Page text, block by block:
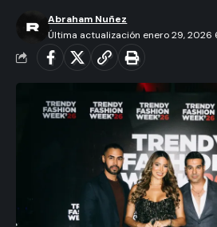
Última actualización enero 29, 2026
Abraham Nuñez